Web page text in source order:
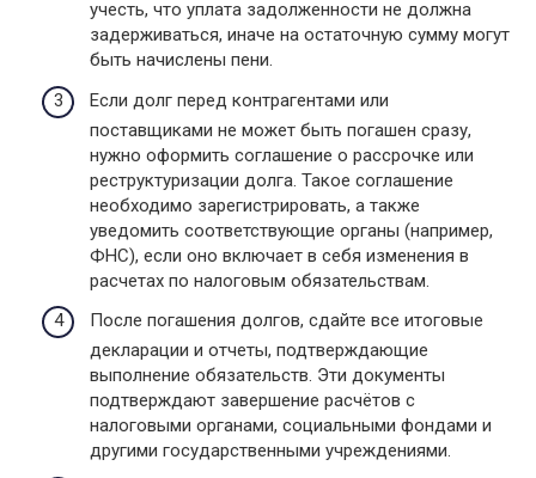
учесть, что уплата задолженности не должна
задерживаться, иначе на остаточную сумму могут
быть начислены пени.
Если долг перед контрагентами или
поставщиками не может быть погашен сразу,
нужно оформить соглашение о рассрочке или
реструктуризации долга. Такое соглашение
необходимо зарегистрировать, а также
уведомить соответствующие органы (например,
ФНС), если оно включает в себя изменения в
расчетах по налоговым обязательствам.
После погашения долгов, сдайте все итоговые
декларации и отчеты, подтверждающие
выполнение обязательств. Эти документы
подтверждают завершение расчётов с
налоговыми органами, социальными фондами и
другими государственными учреждениями.